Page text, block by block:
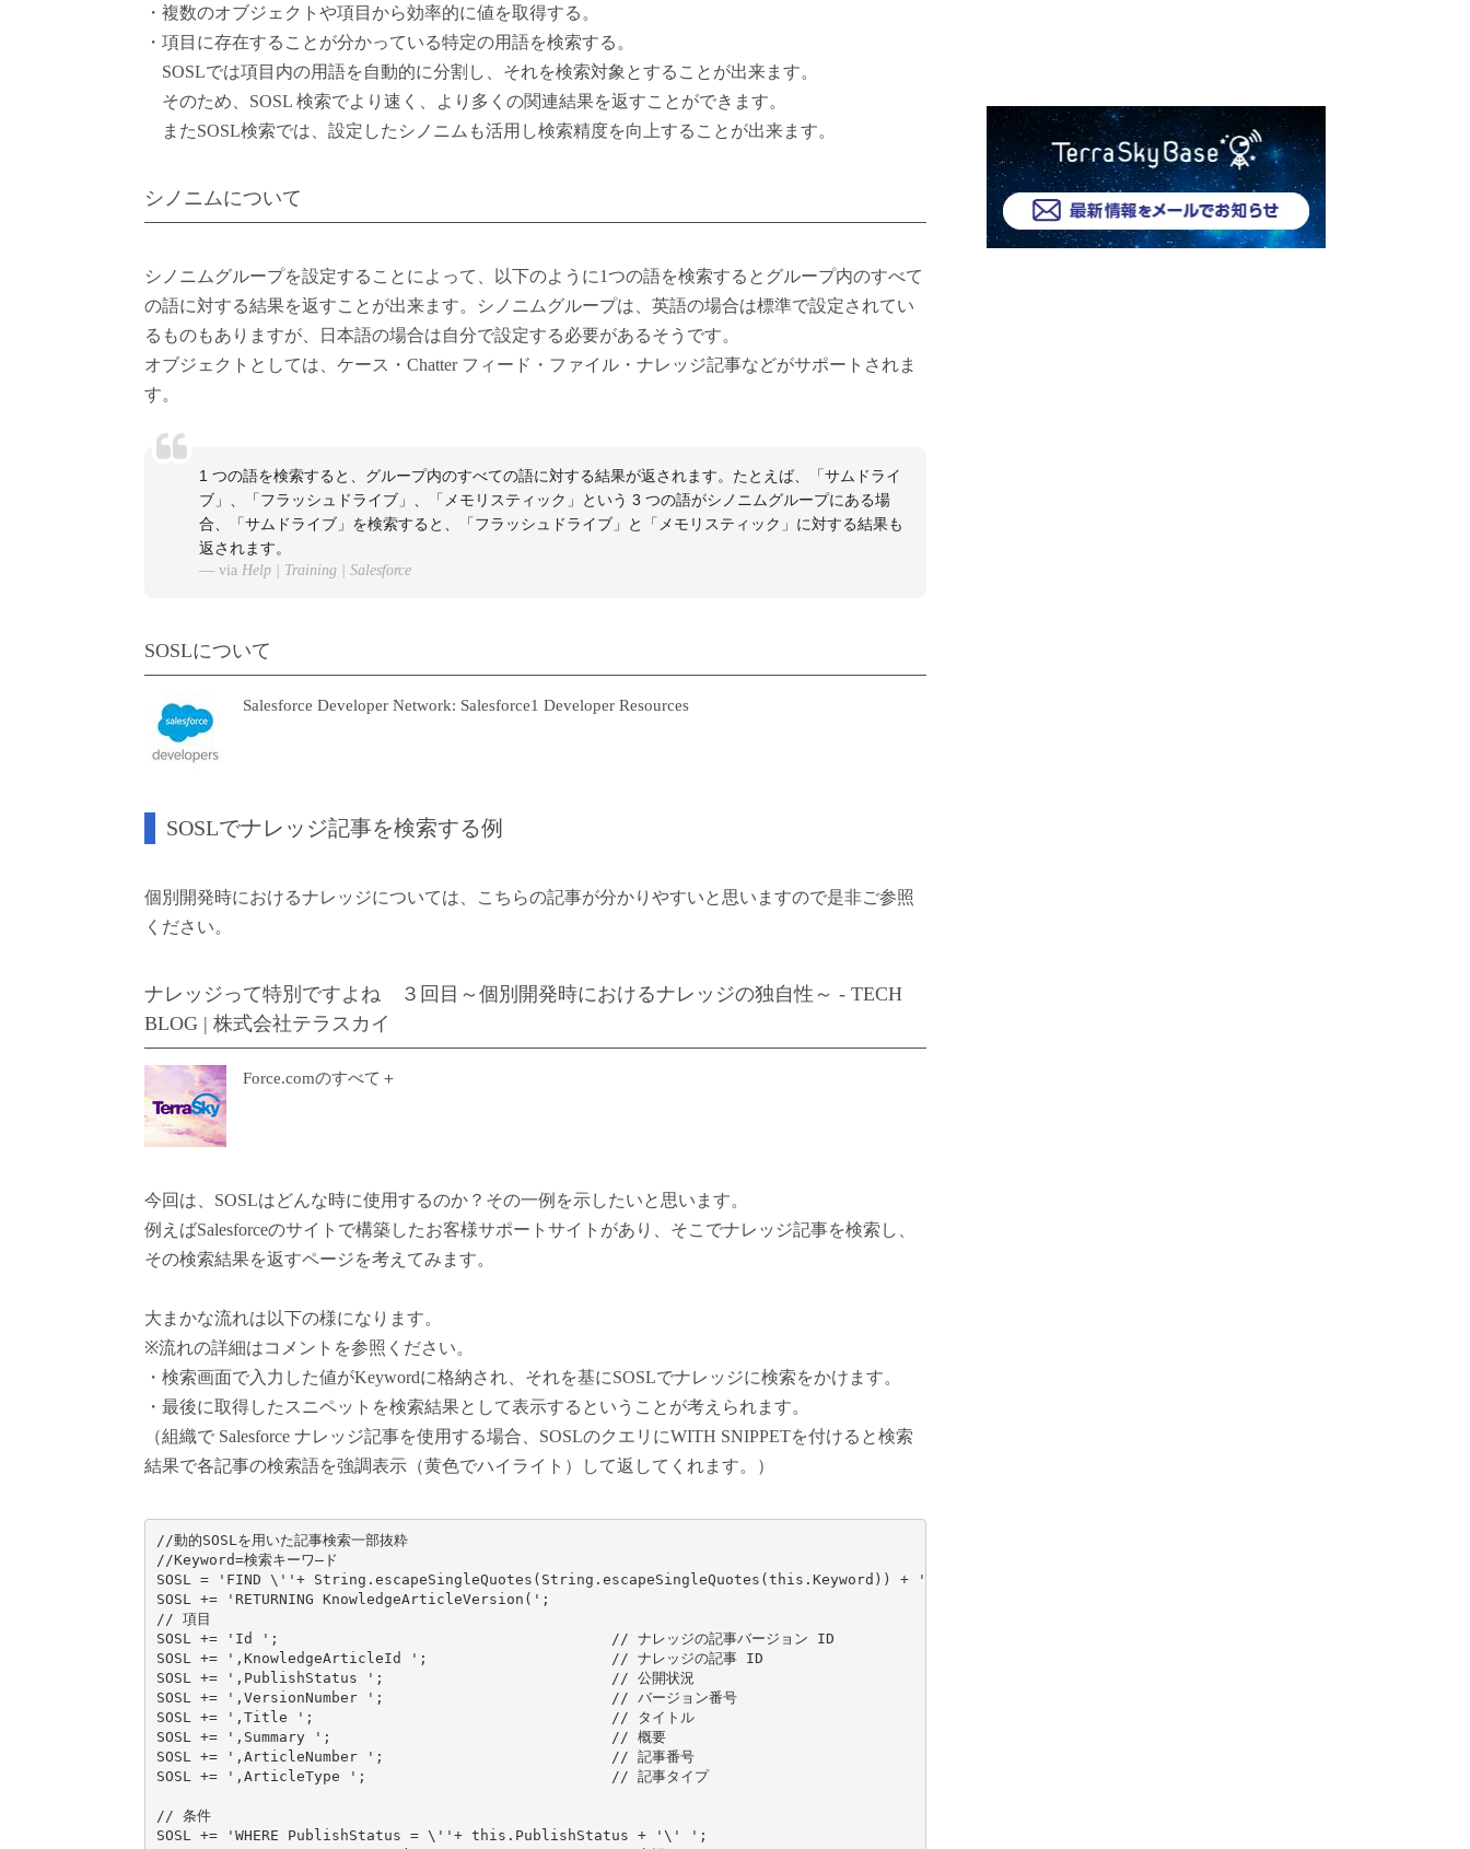
・複数のオブジェクトや項目から効率的に値を取得する。
・項目に存在することが分かっている特定の用語を検索する。
SOSLでは項目内の用語を自動的に分割し、それを検索対象とすることが出来ます。
そのため、SOSL 検索でより速く、より多くの関連結果を返すことができます。
またSOSL検索では、設定したシノニムも活用し検索精度を向上することが出来ます。
シノニムについて
シノニムグループを設定することによって、以下のように1つの語を検索するとグループ内のすべて
の語に対する結果を返すことが出来ます。シノニムグループは、英語の場合は標準で設定されてい
るものもありますが、日本語の場合は自分で設定する必要があるそうです。
オブジェクトとしては、ケース・Chatter フィード・ファイル・ナレッジ記事などがサポートされま
す。
1 つの語を検索すると、グループ内のすべての語に対する結果が返されます。たとえば、「サムドライ
ブ」、「フラッシュドライブ」、「メモリスティック」という 3 つの語がシノニムグループにある場
合、「サムドライブ」を検索すると、「フラッシュドライブ」と「メモリスティック」に対する結果も
返されます。
via Help | Training | Salesforce
SOSLについて
Salesforce Developer Network: Salesforce1 Developer Resources
SOSLでナレッジ記事を検索する例
個別開発時におけるナレッジについては、こちらの記事が分かりやすいと思いますので是非ご参照
ください。
ナレッジって特別ですよね ３回目～個別開発時におけるナレッジの独自性～ - TECH
BLOG | 株式会社テラスカイ
Force.comのすべて＋
今回は、SOSLはどんな時に使用するのか？その一例を示したいと思います。
例えばSalesforceのサイトで構築したお客様サポートサイトがあり、そこでナレッジ記事を検索し、
その検索結果を返すページを考えてみます。
大まかな流れは以下の様になります。
※流れの詳細はコメントを参照ください。
・検索画面で入力した値がKeywordに格納され、それを基にSOSLでナレッジに検索をかけます。
・最後に取得したスニペットを検索結果として表示するということが考えられます。
（組織で Salesforce ナレッジ記事を使用する場合、SOSLのクエリにWITH SNIPPETを付けると検索
結果で各記事の検索語を強調表示（黄色でハイライト）して返してくれます。）
//動的SOSLを用いた記事検索一部抜粋
//Keyword=検索キーワ―ド
SOSL = 'FIND \''+ String.escapeSingleQuotes(String.escapeSingleQuotes(this.Keyword)) + '\' IN ALL FIELDS ';
SOSL += 'RETURNING KnowledgeArticleVersion(';
// 項目
SOSL += 'Id ';                                      // ナレッジの記事バージョン ID
SOSL += ',KnowledgeArticleId ';                     // ナレッジの記事 ID
SOSL += ',PublishStatus ';                          // 公開状況
SOSL += ',VersionNumber ';                          // バージョン番号
SOSL += ',Title ';                                  // タイトル
SOSL += ',Summary ';                                // 概要
SOSL += ',ArticleNumber ';                          // 記事番号
SOSL += ',ArticleType ';                            // 記事タイプ
// 条件
SOSL += 'WHERE PublishStatus = \''+ this.PublishStatus + '\' ';                         // 公開状況